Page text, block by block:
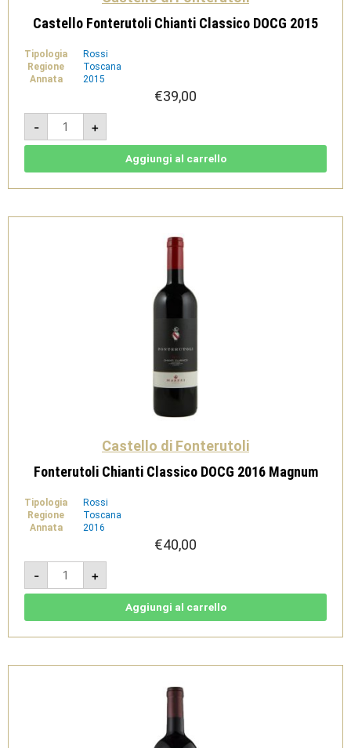
Castello Fonterutoli Chianti Classico DOCG 2015
Tipologia
Rossi
Regione
Toscana
Annata
2015
€39,00
-
Castello
Fonterutoli
Chianti
Classico
+
Aggiungi al carrello
Castello di Fonterutoli
Fonterutoli Chianti Classico DOCG 2016 Magnum
Tipologia
Rossi
Regione
Toscana
Annata
2016
€40,00
-
Fonterutoli
Chianti
Classico
DOCG
+
Aggiungi al carrello